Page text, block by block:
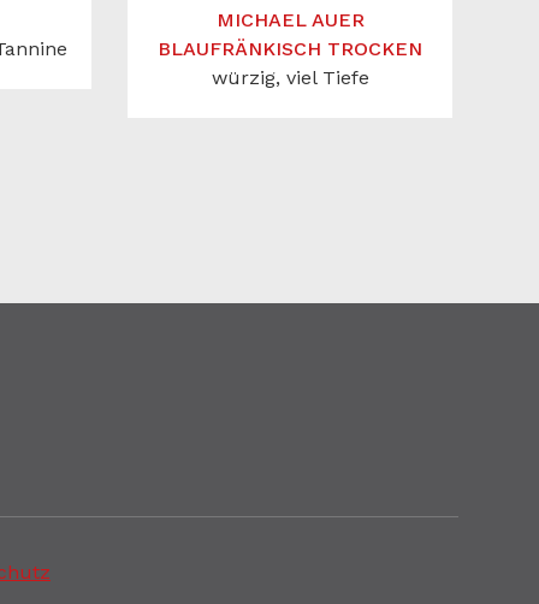
MICHAEL AUER
BLAUFRÄNKISCH TROCKEN
würzig, viel Tiefe